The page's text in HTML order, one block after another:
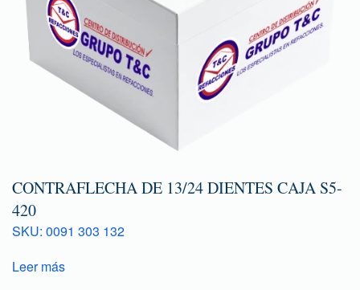
CONTRAFLECHA DE 13/24 DIENTES CAJA S5-
420
SKU: 0091 303 132
Leer más